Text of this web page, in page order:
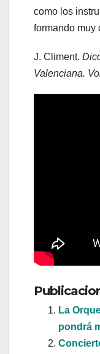
como los
formando muy
J. Climent.
Valenciana.
La
pondrá